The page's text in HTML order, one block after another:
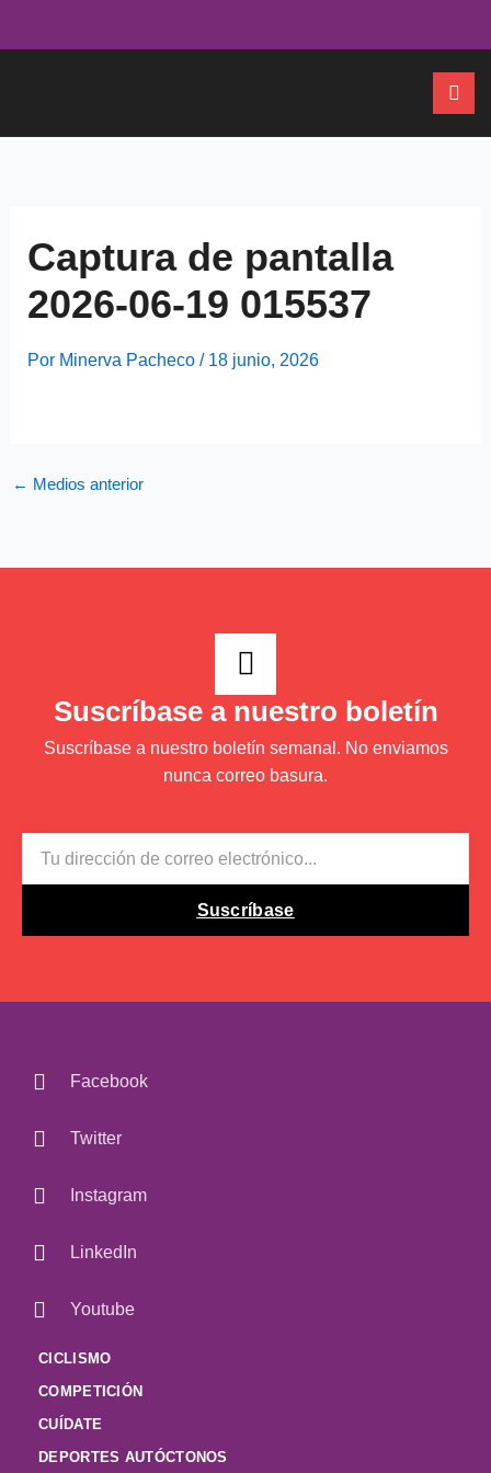
Captura de pantalla
2026-06-19 015537
Por Minerva Pacheco / 18 junio, 2026
← Medios anterior
Suscríbase a nuestro boletín
Suscríbase a nuestro boletín semanal. No enviamos
nunca correo basura.
Suscríbase
Facebook
Twitter
Instagram
LinkedIn
Youtube
CICLISMO
COMPETICIÓN
CUÍDATE
DEPORTES AUTÓCTONOS